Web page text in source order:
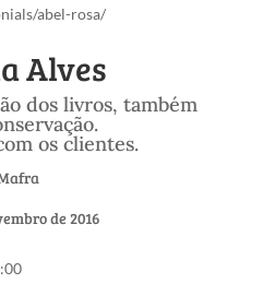
abel-rosa/
Alves
dos livros, também
os clientes.
de 2016